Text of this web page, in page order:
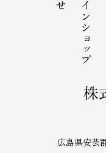
株
広島県安芸